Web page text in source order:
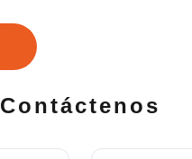
Contáctenos